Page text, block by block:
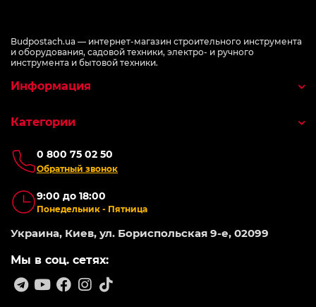
Budpostach.ua — интернет-магазин строительного инструмента
и оборудования, садовой техники, электро- и ручного
инструмента и бытовой техники.
0 800 75 02 50
Обратный звонок
9:00 до 18:00
Понедельник - Пятница
Украина, Киев, ул. Бориспольская 9-е, 02099
Мы в соц. сетях:
Информация
Категории